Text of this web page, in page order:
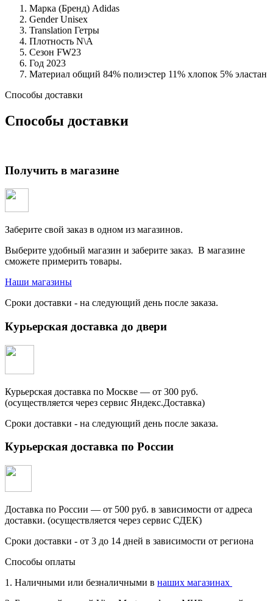
Марка (Бренд) Adidas
Gender Unisex
Translation Гетры
Плотность N\A
Сезон FW23
Год 2023
Материал общий 84% полиэстер 11% хлопок 5% эластан
Способы доставки
Способы доставки
Получить в магазине
Заберите свой заказ в одном из магазинов.
Выберите удобный магазин и заберите заказ. В магазине
сможете примерить товары.
Наши магазины
Сроки доставки - на следующий день после заказа.
Курьерская доставка до двери
Курьерская доставка по Москве — от 300 руб.
(осуществляется через сервис Яндекс.Доставка)
Сроки доставки - на следующий день после заказа.
Курьерская доставка по России
Доставка по России — от 500 руб. в зависимости от адреса
доставки. (осуществляется через сервис СДЕК)
Сроки доставки - от 3 до 14 дней в зависимости от региона
Способы оплаты
1. Наличными или безналичными в наших магазинах